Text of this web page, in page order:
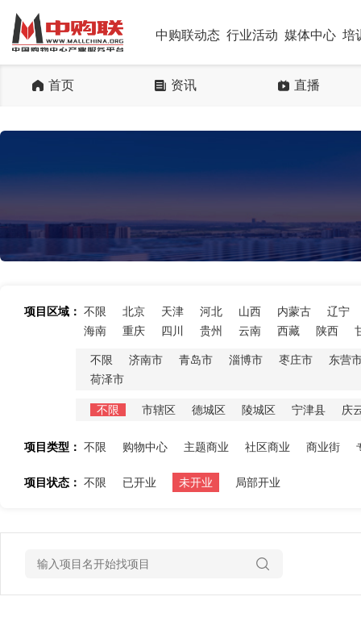
中购联动态 行业活动 媒体中心 培
首页 资讯 直播
项目区域： 不限 北京 天津 河北 山西 内蒙古
辽宁
海南
重庆 四川 贵州 云南 西藏 陕西
不限 济南市 青岛市 淄博市 枣庄市
东营
荷泽市
不限 市辖区 德城区 陵城区 宁津县 庆
项目类型： 不限 购物中心 主题商业 社区商业 商业街
项目状态： 不限 已开业 未开业 局部开业